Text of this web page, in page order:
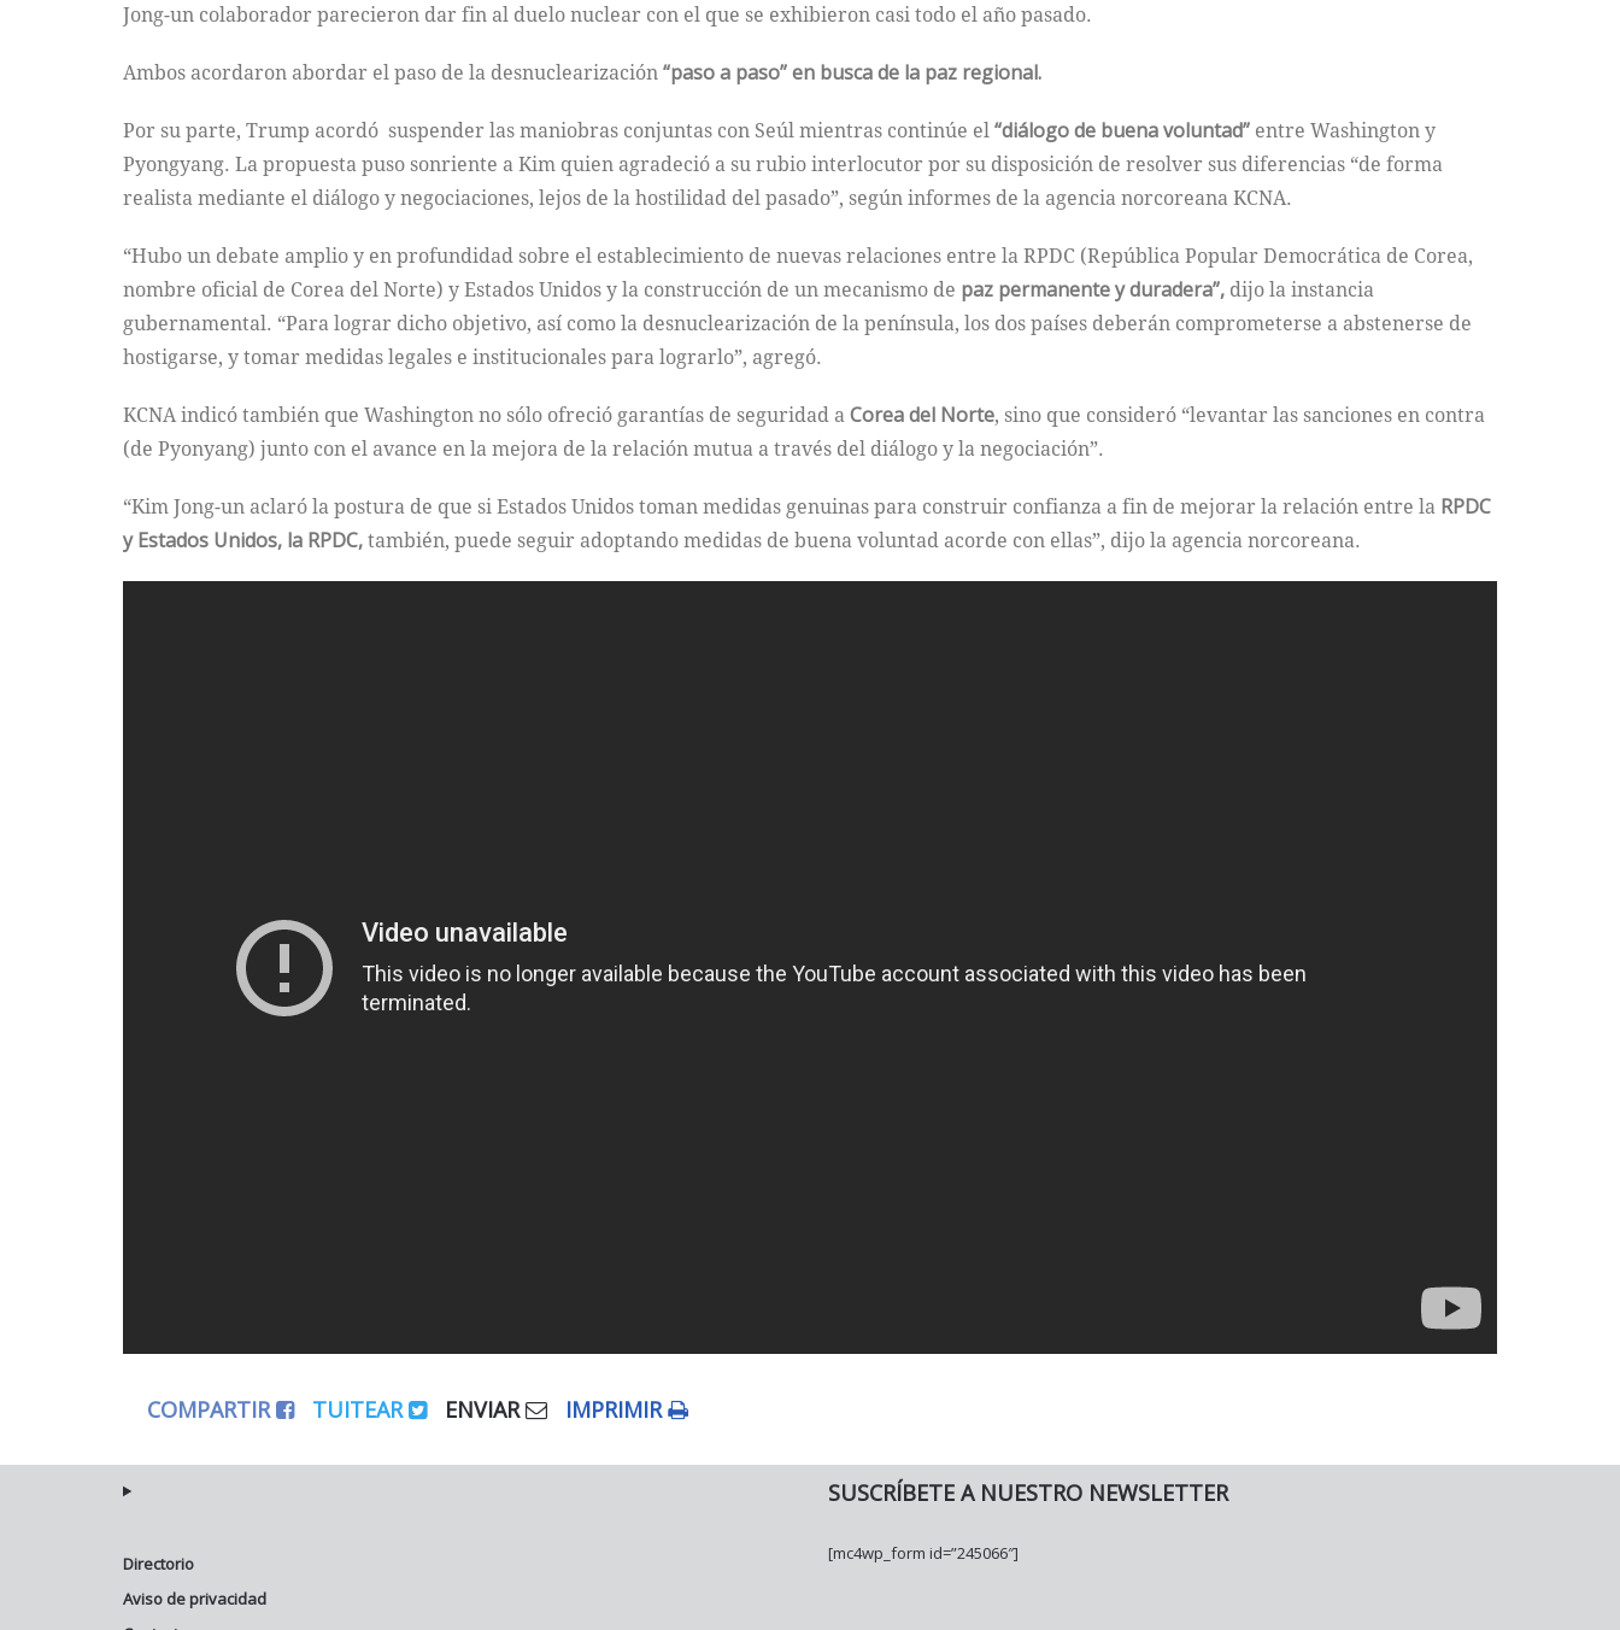
Jong-un colaborador parecieron dar fin al duelo nuclear con el que se exhibieron casi todo el año pasado.
Ambos acordaron abordar el paso de la desnuclearización“paso a paso” en busca de la paz regional.
Por su parte, Trump acordó suspender las maniobras conjuntas con Seúl mientras continúe el“diálogo de buena voluntad” entre Washington y
Pyongyang. La propuesta puso sonriente a Kim quien agradeció a su rubio interlocutor por su disposición de resolver sus diferencias “de forma
realista mediante el diálogo y negociaciones, lejos de la hostilidad del pasado”, según informes de la agencia norcoreana KCNA.
“Hubo un debate amplio y en profundidad sobre el establecimiento de nuevas relaciones entre la RPDC (República Popular Democrática de Corea,
nombre oficial de Corea del Norte) y Estados Unidos y la construcción de un mecanismo de paz permanente y duradera”, dijo la instancia
gubernamental. “Para lograr dicho objetivo, así como la desnuclearización de la península, los dos países deberán comprometerse a abstenerse de
hostigarse, y tomar medidas legales e institucionales para lograrlo”, agregó.
KCNA indicó también que Washington no sólo ofreció garantías de seguridad aCorea del Norte, sino que consideró “levantar las sanciones en contra
(de Pyonyang) junto con el avance en la mejora de la relación mutua a través del diálogo y la negociación”.
“Kim Jong-un aclaró la postura de que si Estados Unidos toman medidas genuinas para construir confianza a fin de mejorar la relación entre la RPDC
y Estados Unidos, la RPDC,también, puede seguir adoptando medidas de buena voluntad acorde con ellas”, dijo la agencia norcoreana.
COMPARTIR TUITEAR ENVIAR IMPRIMIR
Directorio
Aviso de privacidad
SUSCRÍBETE A NUESTRO NEWSLETTER
[mc4wp_form id=”245066″]